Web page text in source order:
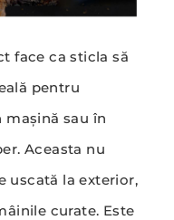
face ca sticla să
pentru
mașină sau în
Aceasta nu
uscată la exterior,
curate. Este